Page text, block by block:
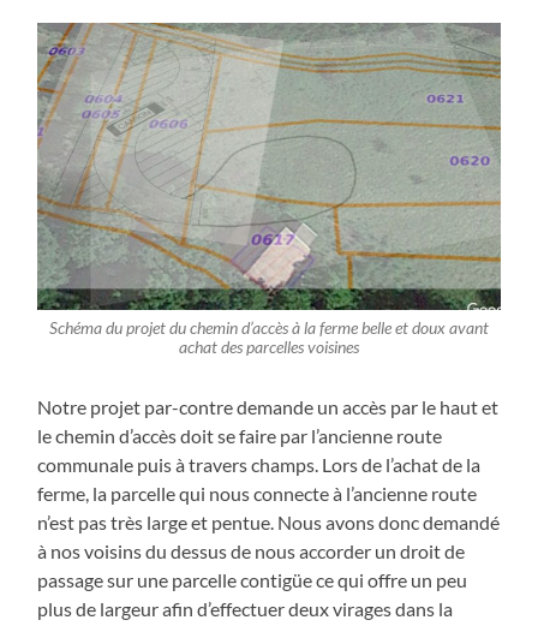
Schéma du projet du chemin d’accès à la ferme belle et doux avant
achat des parcelles voisines
Notre projet par-contre demande un accès par le haut et
le chemin d’accès doit se faire par l’ancienne route
communale puis à travers champs. Lors de l’achat de la
ferme, la parcelle qui nous connecte à l’ancienne route
n’est pas très large et pentue. Nous avons donc demandé
à nos voisins du dessus de nous accorder un droit de
passage sur une parcelle contigüe ce qui offre un peu
plus de largeur afin d’effectuer deux virages dans la